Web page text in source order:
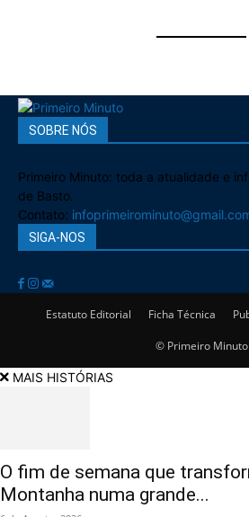
SOBRE NÓS
Primeiro Minuto: toda a atualidade e
de Basto.
Contato:
SIGA-NOS
Estatuto Editorial Ficha Técnica
© Primeiro Minuto
MAIS HISTÓRIAS
O fim de semana que
Montanha numa grande...